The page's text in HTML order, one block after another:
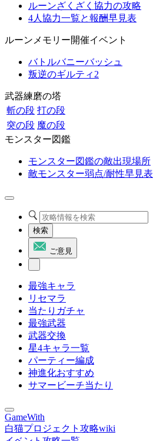
ルーンざくざく協力の攻略
4人協力一覧と報酬早見表
ルーンメモリー開催イベント
バトルバニーバッシュ
叛逆のギルティ2
武器練磨の塔
斬の段 打の段
突の段 魔の段
モンスター図鑑
モンスター図鑑の敵出現場所
敵モンスター弱点/耐性早見表
検索
ご意見
最強キャラ
リセマラ
当たりガチャ
最強武器
武器交換
星4キャラ一覧
パーティー編成
神進化おすすめ
サマービーチ当たり
GameWith
白猫プロジェクト攻略wiki